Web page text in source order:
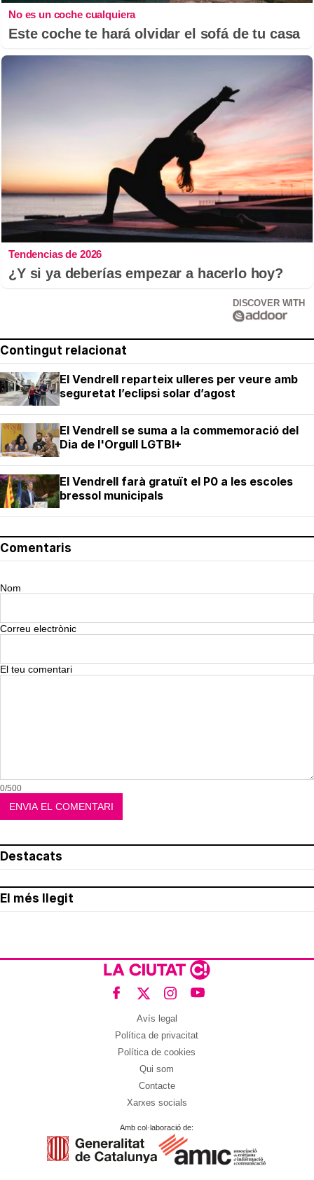
No es un coche cualquiera
Este coche te hará olvidar el sofá de tu casa
Tendencias de 2026
¿Y si ya deberías empezar a hacerlo hoy?
DISCOVER WITH
Contingut relacionat
El Vendrell reparteix ulleres per veure amb
seguretat l’eclipsi solar d’agost
El Vendrell se suma a la commemoració del
Dia de l'Orgull LGTBI+
El Vendrell farà gratuït el P0 a les escoles
bressol municipals
Comentaris
Nom
Correu electrònic
El teu comentari
0/500
Destacats
El més llegit
Avís legal
Política de privacitat
Política de cookies
Qui som
Contacte
Xarxes socials
Amb col·laboració de: